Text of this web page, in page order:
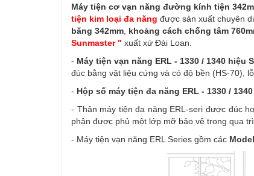
Máy tiện cơ vạn năng đường kính tiện
tiện kim loại đa năng được sản xuất chuyên
băng 342mm khoảng cách chống tâm
Sunmaster " xuất xứ Đài Loan.
- Máy tiện vạn năng ERL - 1330 / 1340 hiệu
đúc bằng vật liệu cứng và có độ bền (HS-70),
- Hộp số máy tiện đa năng ERL - 1330 / 1340
- Thân máy tiện đa năng ERL-seri được đúc
phận được phủ một lớp mỡ bảo vệ trong qua
- Máy tiện vạn năng ERL Series gồm các